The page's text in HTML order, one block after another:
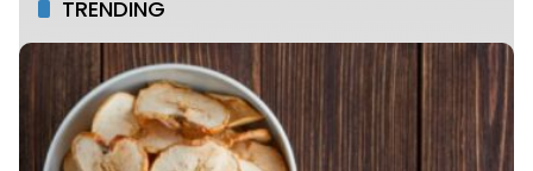
TRENDING